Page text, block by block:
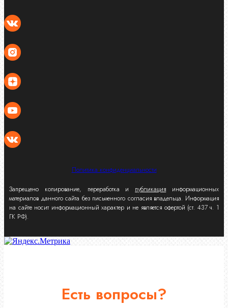
Политика конфиденциальности
Запрещено копирование, переработка и публикация информационных
материалов данного сайта без письменного согласия владельца. Информация
на сайте носит информационный характер и не является офертой (ст. 437 ч. 1
ГК РФ).
Есть вопросы?